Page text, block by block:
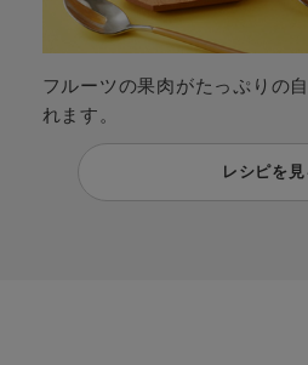
フルーツの果肉がたっぷりの
れます。
レシピを見